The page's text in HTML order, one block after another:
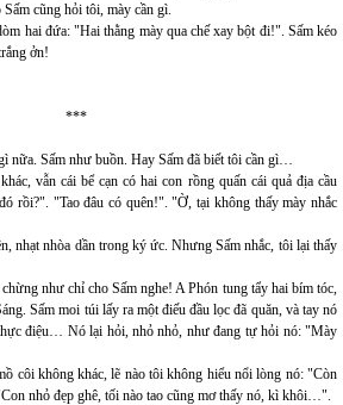
cũng hỏi tôi, mày cần gì.
hai đứa: "Hai thằng mày qua chế xay bột đi!". Sấm kéo
ởn!
***
nữa. Sấm như buồn. Hay Sấm đã biết tôi cần gì…
vẫn cái bể cạn có hai con rồng quấn cái quả địa cầu
rồi?". "Tao đâu có quên!". "Ờ, tại không thấy mày nhắc
nhạt nhòa dần trong ký ức. Nhưng Sấm nhắc, tôi lại thấy
như chỉ cho Sấm nghe! A Phón tung tẩy hai bím tóc,
Sấm moi túi lấy ra một điếu đầu lọc đã quăn, và tay nó
điệu… Nó lại hỏi, nhỏ nhỏ, như đang tự hỏi nó: "Mày
côi không khác, lẽ nào tôi không hiểu nổi lòng nó: "Còn
nhỏ đẹp ghê, tối nào tao cũng mơ thấy nó, kì khôi…".